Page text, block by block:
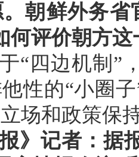
朝鲜外务
何评价朝方这
“四边机制”
性的“小圈
立场和政策保
报》记者：